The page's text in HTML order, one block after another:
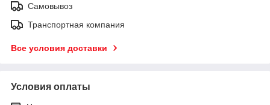
Самовывоз
Транспортная компания
Все условия доставки
Условия оплаты